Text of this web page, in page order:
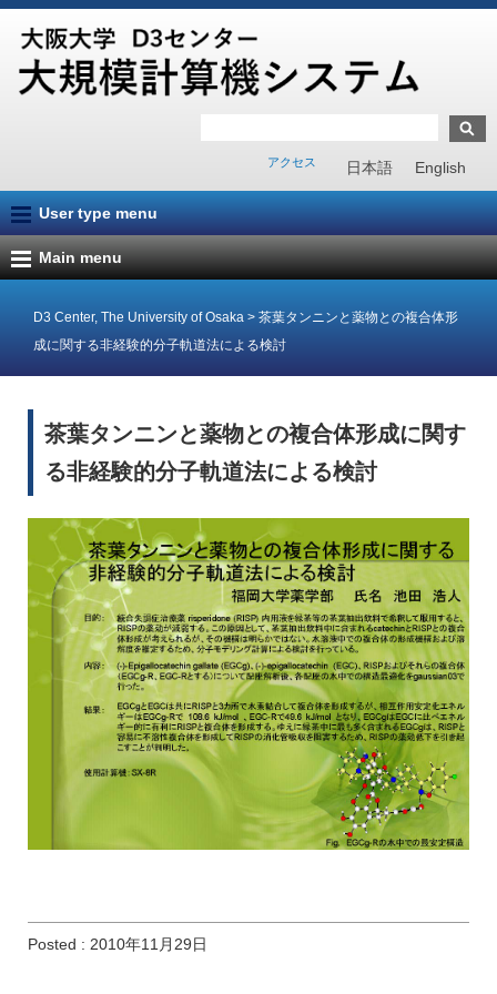
日本語 English
アクセス
User type menu
Main menu
D3 Center, The University of Osaka > 茶葉タンニンと薬物との複合体形
成に関する非経験的分子軌道法による検討
茶葉タンニンと薬物との複合体形成に関す
る非経験的分子軌道法による検討
Posted : 2010年11月29日